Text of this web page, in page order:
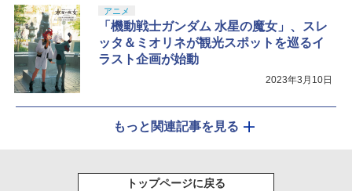
アニメ
「機動戦士ガンダム 水星の魔女」、スレ
ッタ＆ミオリネが観光スポットを巡るイ
ラスト企画が始動
2023年3月10日
もっと関連記事を見る
トップページに戻る